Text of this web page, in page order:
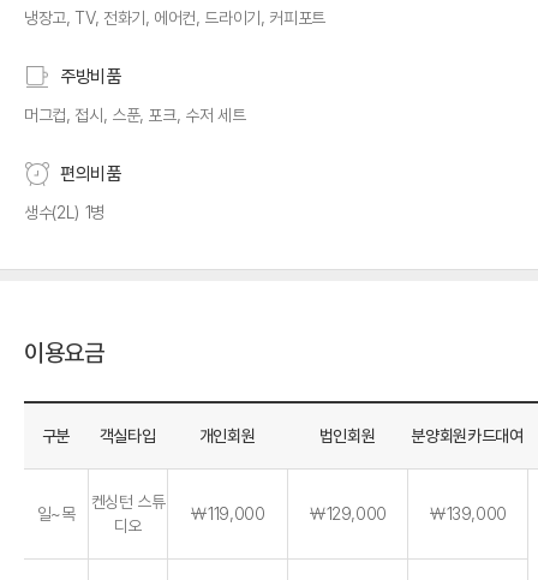
냉장고, TV, 전화기, 에어컨, 드라이기, 커피포트
주방비품
머그컵, 접시, 스푼, 포크, 수저 세트
편의비품
생수(2L) 1병
이용요금
구분 객실타입 개인회원 법인회원 분양회원카드대여
일~목
켄싱턴 스튜
디오
￦119,000 ￦129,000 ￦139,000